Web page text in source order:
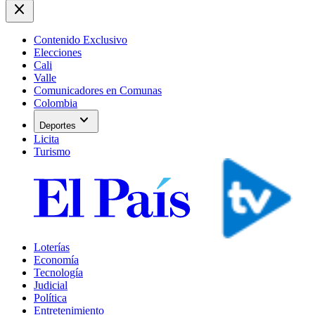
close
Contenido Exclusivo
Elecciones
Cali
Valle
Comunicadores en Comunas
Colombia
Deportes expand_more
Licita
Turismo
Loterías
Economía
Tecnología
Judicial
Política
Entretenimiento